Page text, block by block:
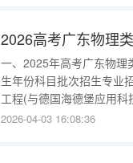
2026高考广东物理
一、2025年高考广东物理
生年份科目批次招生专业
工程(与德国海德堡应用
习费用请查看学校网站)(
2026-04-03 16:08:36